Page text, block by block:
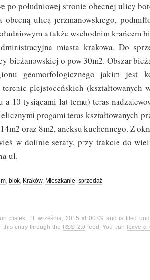
po południowej stronie obecnej ulicy
obecną ulicą jerzmanowskiego,
a także wschodnim krańcem
miasta krakowa. Do
bieżanowskiej o pow 30m2. Obszar
geomorfologicznego jakim jest
plejstoceńskich (kształtowanych
10 tysiącami lat temu) teras
progami teras kształtowanych
oraz 8m2, aneksu kuchennego. Z
w dolinie serafy, przy trakcie do
ul.
, blok, Kraków, Mieszkanie, sprzedaż
piątek, 11 września, 2015 at 00:09 and is filed
this entry through the RSS 2.0 feed. You can leave a